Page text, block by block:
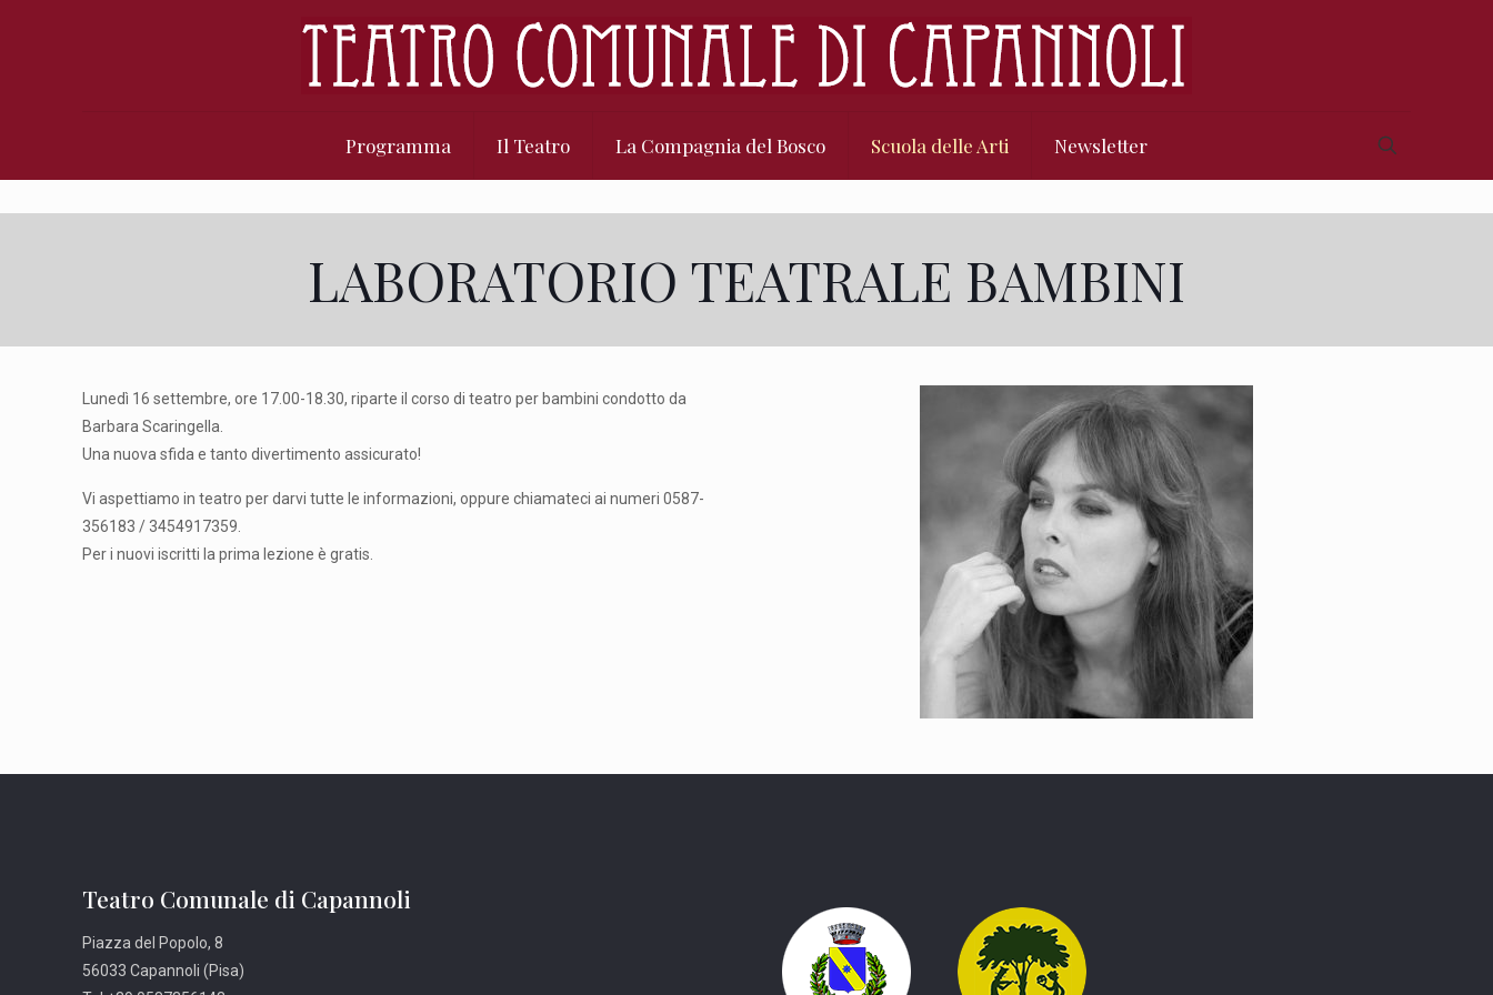
Programma Il Teatro La Compagnia del Bosco Scuola delle Arti Newsletter
LABORATORIO TEATRALE BAMBINI
Lunedì 16 settembre, ore 17.00-18.30, riparte il corso di teatro per bambini condotto da
Barbara Scaringella.
Una nuova sfida e tanto divertimento assicurato!
Vi aspettiamo in teatro per darvi tutte le informazioni, oppure chiamateci ai numeri 0587-
356183 / 3454917359.
Per i nuovi iscritti la prima lezione è gratis.
Teatro Comunale di Capannoli
Piazza del Popolo, 8
56033 Capannoli (Pisa)